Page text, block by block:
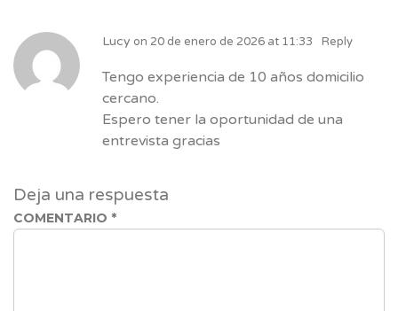
Lucy on 20 de enero de 2026 at 11:33 Reply
Tengo experiencia de 10 años domicilio
cercano.
Espero tener la oportunidad de una
entrevista gracias
Deja una respuesta
COMENTARIO *